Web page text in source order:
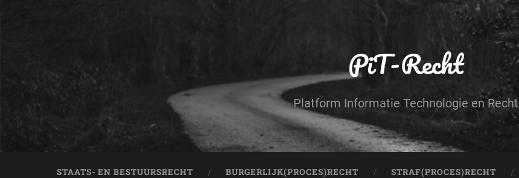
PiT-Recht
Platform Informatie Technologie en Recht
STAATS- EN BESTUURSRECHT BURGERLIJK(PROCES)RECHT STRAF(PROCES)RECHT